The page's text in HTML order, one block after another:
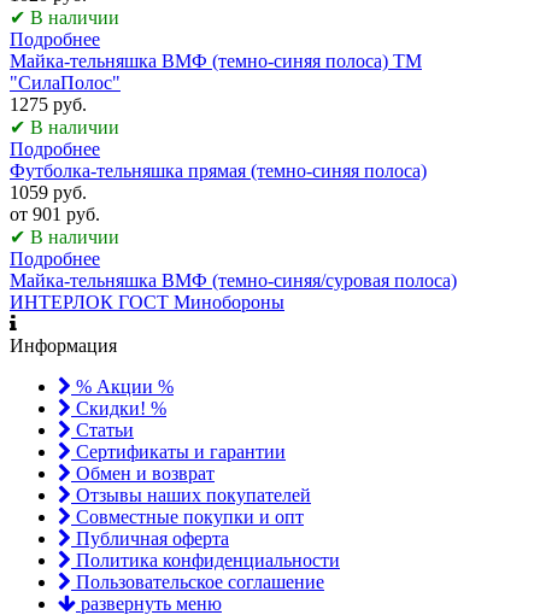
✔ В наличии
Подробнее
Майка-тельняшка ВМФ (темно-синяя полоса) ТМ
"СилаПолос"
1275 руб.
✔ В наличии
Подробнее
Футболка-тельняшка прямая (темно-синяя полоса)
1059 руб.
от 901 руб.
✔ В наличии
Подробнее
Майка-тельняшка ВМФ (темно-синяя/суровая полоса)
ИНТЕРЛОК ГОСТ Минобороны
Информация
% Акции %
Скидки! %
Статьи
Сертификаты и гарантии
Обмен и возврат
Отзывы наших покупателей
Совместные покупки и опт
Публичная оферта
Политика конфиденциальности
Пользовательское соглашение
развернуть меню